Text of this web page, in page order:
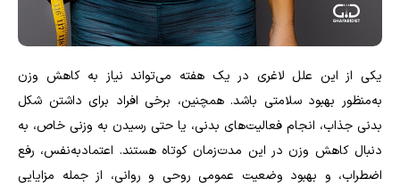
یکی از این علل لاغری در یک هفته می‌تواند نیاز به کاهش وزن
به‌منظور بهبود سلامتی باشد. همچنین، برخی افراد برای داشتن شکل
بدنی جذاب، انجام فعالیت‌های بدنی، یا حتی رسیدن به وزنی خاص، به
دنبال کاهش وزن در این مدت‌زمان کوتاه هستند. اعتمادبه‌نفس، رفع
اضطراب، و بهبود وضعیت عمومی روحی و روانی، از جمله مزایایی